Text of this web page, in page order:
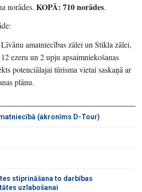
norādes.KOPĀ: 710 norādes.
amatniecības zālei un Stikla zālei,
ezeru un 2 upju apsaimniekošanas
potenciālajai tūrisma vietai saskaņā ar
plānu.
(akronīms D-Tour)
stiprināšana to darbības
uzlabošanai